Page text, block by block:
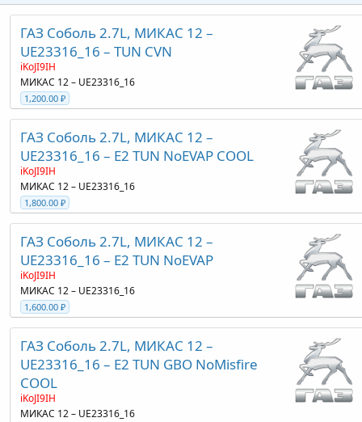
ГАЗ Соболь 2.7L, МИКАС 12 –
UE23316_16 – TUN CVN
iKoJI9IH
МИКАС 12 – UE23316_16
1,200.00 ₽
ГАЗ Соболь 2.7L, МИКАС 12 –
UE23316_16 – E2 TUN NoEVAP COOL
iKoJI9IH
МИКАС 12 – UE23316_16
1,800.00 ₽
ГАЗ Соболь 2.7L, МИКАС 12 –
UE23316_16 – E2 TUN NoEVAP
iKoJI9IH
МИКАС 12 – UE23316_16
1,600.00 ₽
ГАЗ Соболь 2.7L, МИКАС 12 –
UE23316_16 – E2 TUN GBO NoMisfire
COOL
iKoJI9IH
МИКАС 12 – UE23316_16